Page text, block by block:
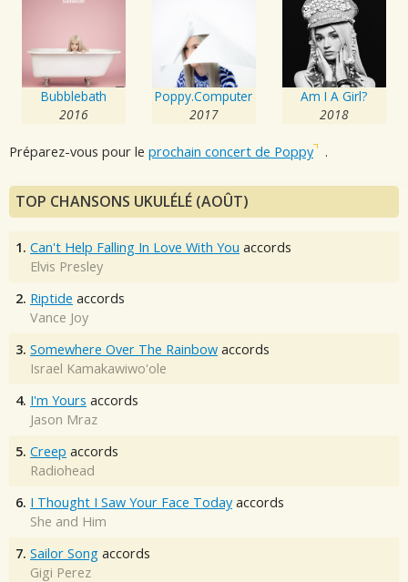
Bubblebath
2016
Poppy.Computer
2017
Am I A Girl?
2018
Préparez-vous pour le prochain concert de Poppy .
TOP CHANSONS UKULÉLÉ (AOÛT)
1. Can't Help Falling In Love With You accords
Elvis Presley
2. Riptide accords
Vance Joy
3. Somewhere Over The Rainbow accords
Israel Kamakawiwo'ole
4. I'm Yours accords
Jason Mraz
5. Creep accords
Radiohead
6. I Thought I Saw Your Face Today accords
She and Him
7. Sailor Song accords
Gigi Perez